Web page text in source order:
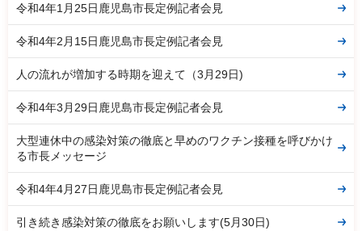
令和4年1月25日鹿児島市長定例記者会見
令和4年2月15日鹿児島市長定例記者会見
人の流れが増加する時期を迎えて（3月29日)
令和4年3月29日鹿児島市長定例記者会見
大型連休中の感染対策の徹底と早めのワクチン接種を呼びかけ
る市長メッセージ
令和4年4月27日鹿児島市長定例記者会見
引き続き感染対策の徹底をお願いします(5月30日)